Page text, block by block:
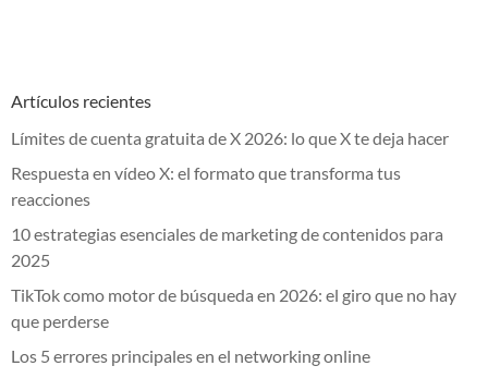
Artículos recientes
Límites de cuenta gratuita de X 2026: lo que X te deja hacer
Respuesta en vídeo X: el formato que transforma tus
reacciones
10 estrategias esenciales de marketing de contenidos para
2025
TikTok como motor de búsqueda en 2026: el giro que no hay
que perderse
Los 5 errores principales en el networking online